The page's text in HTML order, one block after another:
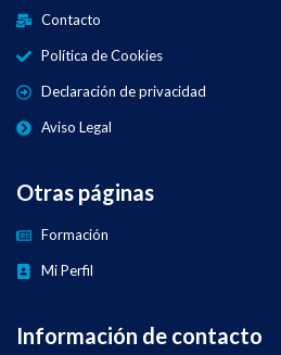
Contacto
Política de Cookies
Declaración de privacidad
Aviso Legal
Otras páginas
Formación
Mi Perfil
Información de contacto